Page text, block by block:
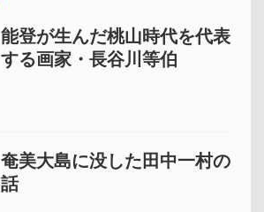
能登が生んだ桃山時代を代表
する画家・長谷川等伯
奄美大島に没した田中一村の
話